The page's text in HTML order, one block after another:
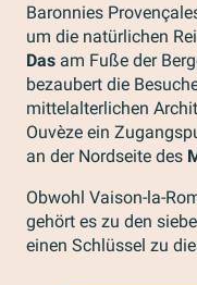
Baronnies
um die natürlichen
Das am Fuße der
bezaubert die
mittelalterlichen
Ouvèze ein
an der Nordseite des
Obwohl Vaison-la-
gehört es zu den
einen Schlüssel zu